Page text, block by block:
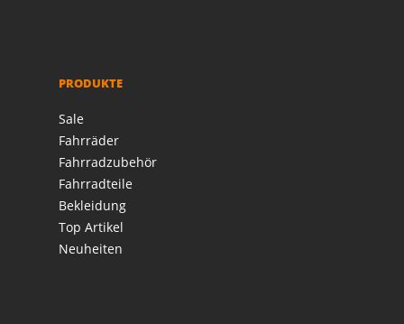
PRODUKTE
Sale
Fahrräder
Fahrradzubehör
Fahrradteile
Bekleidung
Top Artikel
Neuheiten